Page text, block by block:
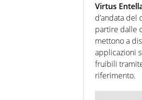
Virtus
d’andata del
partire dalle
mettono a
applicazioni
fruibili
riferimento.